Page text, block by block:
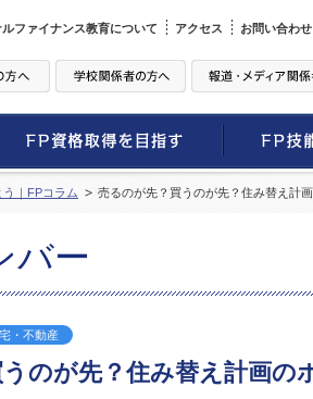
ファイナンス教育について アクセス お問い合わせ
｜FPコラム 売るのが先？買うのが先？住み替え計
バー
・不動産
のが先？住み替え計画の